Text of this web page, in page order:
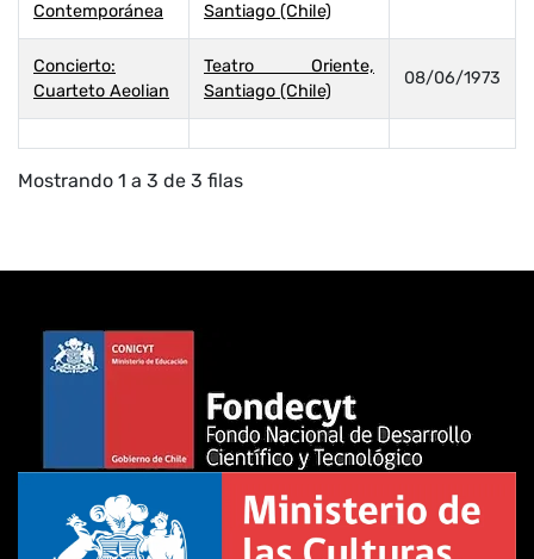
Contemporánea
Santiago (Chile)
Concierto:
Cuarteto Aeolian
Teatro Oriente,
Santiago (Chile)
08/06/1973
Mostrando 1 a 3 de 3 filas